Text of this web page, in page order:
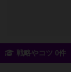
戦略やコツ 0件